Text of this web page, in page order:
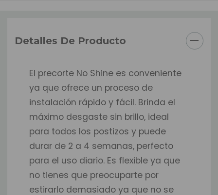
Detalles De Producto
El precorte No Shine es conveniente
ya que ofrece un proceso de
instalación rápido y fácil. Brinda el
máximo desgaste sin brillo, ideal
para todos los postizos y puede
durar de 2 a 4 semanas, perfecto
para el uso diario. Es flexible ya que
no tienes que preocuparte por
estirarlo demasiado ya que no se